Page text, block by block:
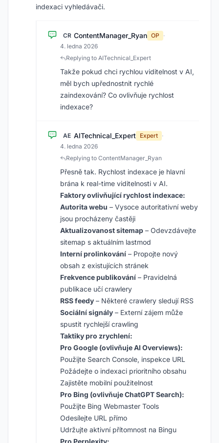
indexaci vyhledávači.
CR ContentManager_Ryan OP
·
4. ledna 2026
Replying to AITechnical_Expert
Takže pokud chci rychlou viditelnost v AI,
měl bych upřednostnit rychlé
zaindexování? Co ovlivňuje rychlost
indexace?
AE AITechnical_Expert Expert ·
4. ledna 2026
Replying to ContentManager_Ryan
Přesně tak. Rychlost indexace je hlavní
brána k real-time viditelnosti v AI.
Faktory ovlivňující rychlost indexace:
Autorita webu – Vysoce autoritativní weby
jsou procházeny častěji
Aktualizovanost sitemap – Odevzdávejte
sitemap s aktuálním lastmod
Interní prolinkování – Propojte nový
obsah z existujících stránek
Frekvence publikování – Pravidelná
publikace učí crawlery
RSS feedy – Některé crawlery sledují RSS
Sociální signály – Externí zájem může
spustit rychlejší crawling
Taktiky pro zrychlení:
Pro Google (ovlivňuje AI Overviews):
Použijte Search Console, inspekce URL
Požádejte o indexaci prioritního obsahu
Zajistěte mobilní použitelnost
Pro Bing (ovlivňuje ChatGPT Search):
Použijte Bing Webmaster Tools
Odesílejte URL přímo
Udržujte aktivní přítomnost na Bingu
Pro Perplexity: